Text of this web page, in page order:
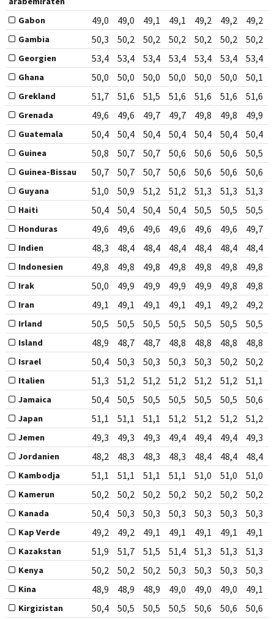
Gabon
49,0 49,0 49,1 49,1 49,2 49,2 49,2
Gambia 50,3 50,2 50,2 50,2 50,2 50,2 50,2
Georgien 53,4 53,4 53,4 53,4 53,4 53,4 53,4
Ghana 50,0 50,0 50,0 50,0 50,0 50,0 50,1
Grekland 51,7 51,6 51,5 51,6 51,6 51,6 51,6
Grenada 49,6 49,6 49,7 49,7 49,8 49,8 49,9
Guatemala 50,4 50,4 50,4 50,4 50,4 50,4 50,4
Guinea 50,8 50,7 50,7 50,6 50,6 50,6 50,5
Guinea-Bissau 50,7 50,7 50,7 50,6 50,6 50,6 50,6
Guyana 51,0 50,9 51,2 51,2 51,3 51,3 51,3
Haiti 50,4 50,4 50,4 50,4 50,5 50,5 50,5
Honduras 49,6 49,6 49,6 49,6 49,6 49,6 49,7
Indien 48,3 48,4 48,4 48,4 48,4 48,4 48,4
Indonesien 49,8 49,8 49,8 49,8 49,8 49,8 49,8
Irak 50,0 49,9 49,9 49,9 49,9 49,8 49,8
Iran 49,1 49,1 49,1 49,1 49,1 49,2 49,2
Irland 50,5 50,5 50,5 50,5 50,5 50,5 50,5
Island 48,9 48,7 48,7 48,8 48,8 48,8 48,8
Israel 50,4 50,3 50,3 50,3 50,3 50,2 50,2
Italien 51,3 51,2 51,2 51,2 51,2 51,2 51,1
Jamaica 50,4 50,5 50,5 50,5 50,5 50,5 50,6
Japan 51,1 51,1 51,1 51,2 51,2 51,2 51,2
Jemen 49,3 49,3 49,3 49,4 49,4 49,4 49,3
Jordanien 48,2 48,3 48,3 48,3 48,4 48,4 48,4
Kambodja 51,1 51,1 51,1 51,1 51,0 51,0 51,0
Kamerun 50,2 50,2 50,2 50,2 50,2 50,2 50,2
Kanada 50,4 50,3 50,3 50,3 50,3 50,3 50,3
Kap Verde 49,2 49,2 49,1 49,1 49,1 49,1 49,1
Kazakstan 51,9 51,7 51,5 51,4 51,3 51,3 51,3
Kenya 50,2 50,2 50,2 50,3 50,3 50,3 50,3
Kina 48,9 48,9 48,9 49,0 49,0 49,0 49,1
Kirgizistan 50,4 50,5 50,5 50,5 50,6 50,6 50,6